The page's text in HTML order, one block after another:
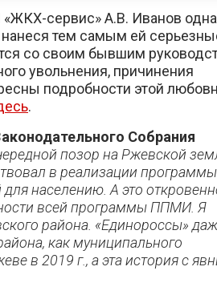
сервис» А.В. Иванов
нанеся тем самым ей
со своим бывшим
увольнения, причинения
подробности этой
.
Собрания
позор на Ржевской
в реализации программы
населению. А это
всей программы ППМИ. Я
района. «Единороссы»
как муниципального
в 2019 г., а эта история с